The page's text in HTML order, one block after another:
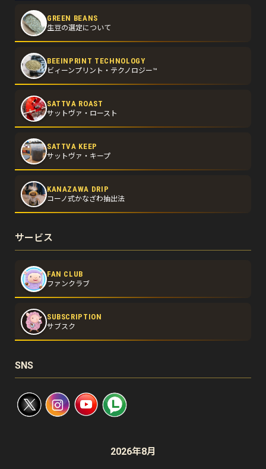
GREEN BEANS
生豆の選定について
BEEINPRINT TECHNOLOGY
ビィーンプリント・テクノロジー™
SATTVA ROAST
サットヴァ・ロースト
SATTVA KEEP
サットヴァ・キープ
KANAZAWA DRIP
コーノ式かなざわ抽出法
サービス
FAN CLUB
ファンクラブ
SUBSCRIPTION
サブスク
SNS
2026年8月